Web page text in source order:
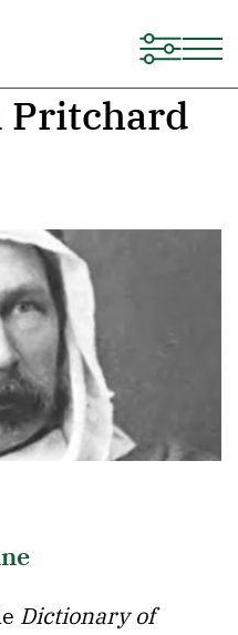
Pritchard
Dictionary of